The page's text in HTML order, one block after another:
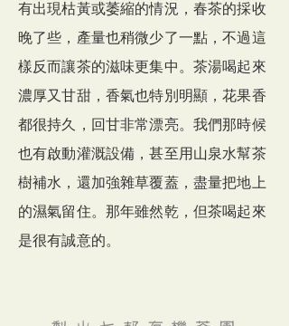
有出現枯黃或萎縮的情況，春茶的採收
晚了些，產量也稍微少了一點，不過這
樣反而讓茶的滋味更集中。茶湯喝起來
濃厚又甘甜，香氣也特別明顯，花果香
都很持久，回甘非常漂亮。我們那時候
也有啟動灌溉設備，甚至用山泉水幫茶
樹補水，還加強雜草覆蓋，盡量把地上
的濕氣留住。那年雖然乾，但茶喝起來
是很有誠意的。